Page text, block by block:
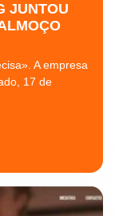
JUNTOU
A empresa
17 de